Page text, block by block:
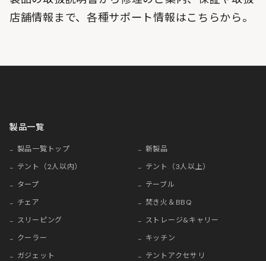
店舗情報まで、各種サポート情報はこちらから。
製品一覧
製品一覧トップ
新製品
テント（2人以内）
テント（3人以上）
タープ
テーブル
チェア
焚き火＆BBQ
スリーピング
ストレージ&キャリー
クーラー
キッチン
ガジェット
テントアクセサリ